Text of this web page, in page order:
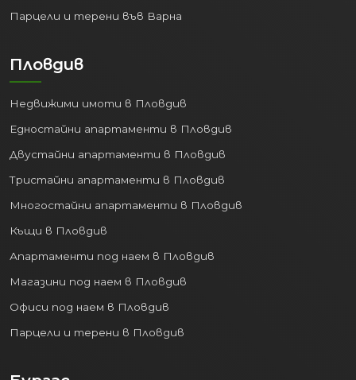
Парцели и терени във Варна
Пловдив
Недвижими имоти в Пловдив
Едностайни апартаменти в Пловдив
Двустайни апартаменти в Пловдив
Тристайни апартаменти в Пловдив
Многостайни апартаменти в Пловдив
Къщи в Пловдив
Апартаменти под наем в Пловдив
Магазини под наем в Пловдив
Офиси под наем в Пловдив
Парцели и терени в Пловдив